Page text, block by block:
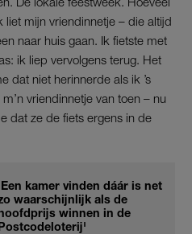
mijn vriendinnetje – die altijd
naar huis gaan. Ik fietste met
ik liep vervolgens terug. Het
dat niet herinnerde als ik ’s
vriendinnetje van toen – nu
dat ze de fiets ergens in de
kamer vinden dáár is net
waarschijnlijk als de
winnen in de